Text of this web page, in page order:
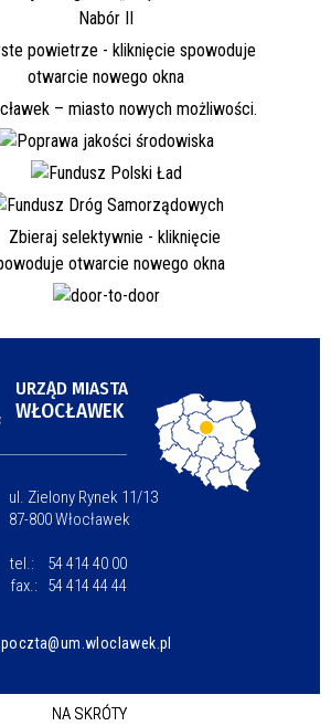
URZĄD MIASTA
WŁOCŁAWEK
ul. Zielony Rynek 11/13
87-800 Włocławek
tel.:
54 414 40 00
fax.:
54 414 44 44
poczta@um.wloclawek.pl
NA SKRÓTY